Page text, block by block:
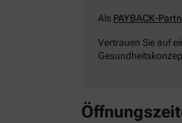
Als PAYBACK-
Vertrauen Sie auf